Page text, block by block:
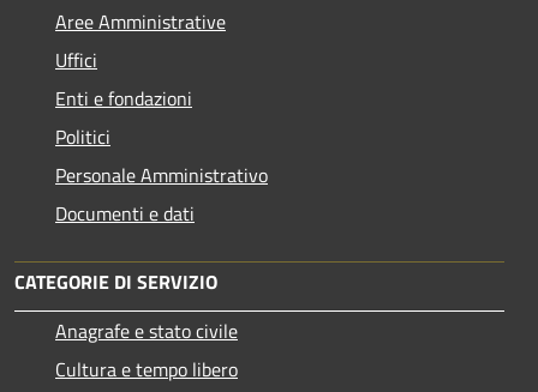
Aree Amministrative
Uffici
Enti e fondazioni
Politici
Personale Amministrativo
Documenti e dati
CATEGORIE DI SERVIZIO
Anagrafe e stato civile
Cultura e tempo libero